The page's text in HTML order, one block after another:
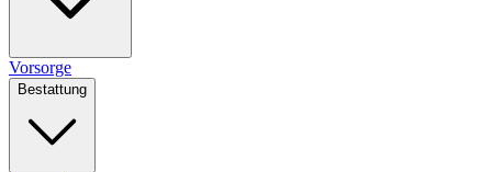
Vorsorge
Bestattung